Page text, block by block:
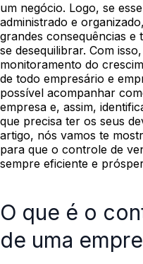
um negócio. Logo, se
administrado e
grandes consequências
se desequilibrar. Com
monitoramento do
de todo empresário e
possível acompanhar
empresa e, assim,
que precisa ter os seus
artigo, nós vamos te
para que o controle de
sempre eficiente e
O que é o
de uma